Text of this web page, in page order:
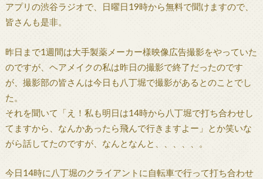
アプリの渋谷ラジオで、日曜日19時から無料で聞けますので、
皆さんも是非。
昨日まで1週間は大手製薬メーカー様映像広告撮影をやっていた
のですが、ヘアメイクの私は昨日の撮影で終了だったのです
が、撮影部の皆さんは今日も八丁堀で撮影があるとのことでし
た。
それを聞いて「え！私も明日は14時から八丁堀で打ち合わせし
てますから、なんかあったら飛んで行きますよー」とか笑いな
がら話してたのですが、なんとなんと、、、、、。
今日14時に八丁堀のクライアントに自転車で行って打ち合わせ